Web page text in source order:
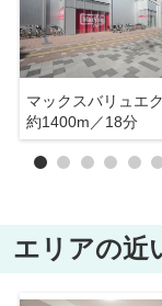
約1400m／18分
エリアの近